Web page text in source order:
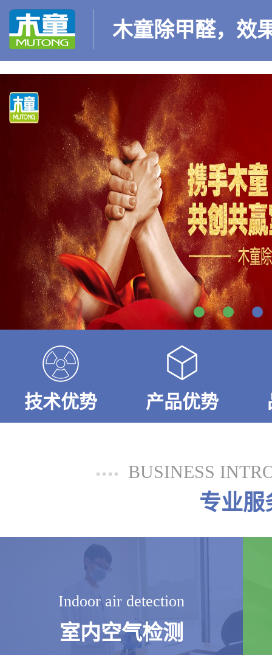
木童除甲醛，效
技术优势 产品优势
BUSINESS
专业服
Indoor air detection
室内空气检测